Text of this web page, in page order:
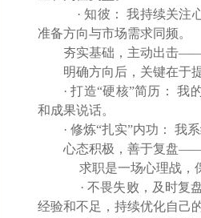
· 知彼： 我持续关注
准备方向与市场需求同频。
夯实基础，主动出击
明确方向后，关键在于
· 打造“硬核”简历：
和成果说话。
· 修炼“扎实”内功： 我
心态积极，善于复盘
求职是一场心理战，
· 不畏失败，及时复
经验和不足，持续优化自己